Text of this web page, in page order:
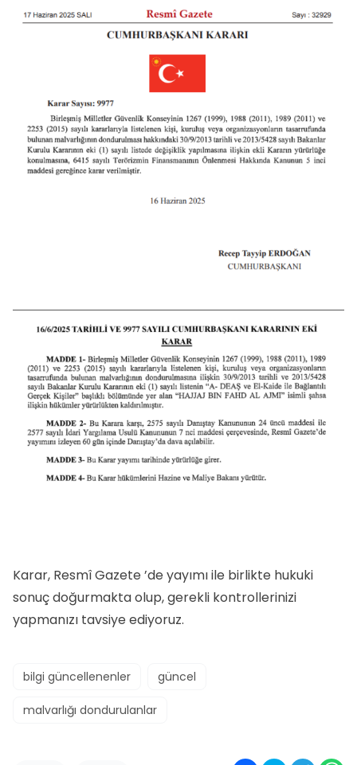
Karar, Resmî Gazete ’de yayımı ile birlikte hukuki
sonuç doğurmakta olup, gerekli kontrollerinizi
yapmanızı tavsiye ediyoruz.
bilgi güncellenenler güncel
malvarlığı dondurulanlar